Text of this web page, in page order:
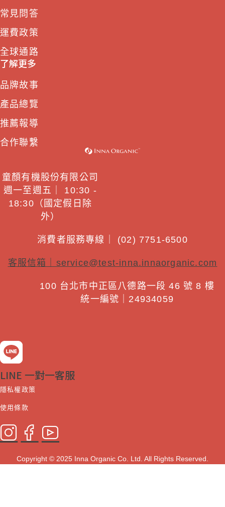
常見問答
運費政策
全球通路
了解更多
品牌故事
產品總覽
推薦報導
合作聯繫
童顏有機股份有限公司
週一至週五｜ 10:30 -
18:30（國定假日除
外）
消費者服務專線｜ (02) 7751-6500
客服信箱｜ service@test-inna.innaorganic.com
100 台北市中正區八德路一段 46 號 8 樓
統一編號｜24934059
LINE 一對一客服
隱私權政策
使用條款
Copyright © 2025 Inna Organic Co. Ltd. All Rights Reserved.